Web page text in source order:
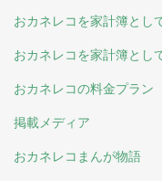
おカネレコを家計簿とし
おカネレコを家計簿とし
おカネレコの料金プラン
掲載メディア
おカネレコまんが物語